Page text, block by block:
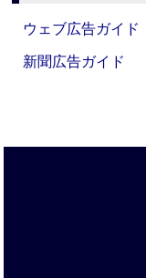
ウェブ広告ガイド
新聞広告ガイド